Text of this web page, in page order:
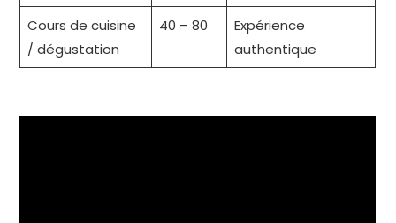
Cours de cuisine
/ dégustation
40 – 80
Expérience
authentique